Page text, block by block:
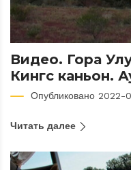
Видео. Гора
Кингс каньон.
Опубликовано 2022-
Читать далее